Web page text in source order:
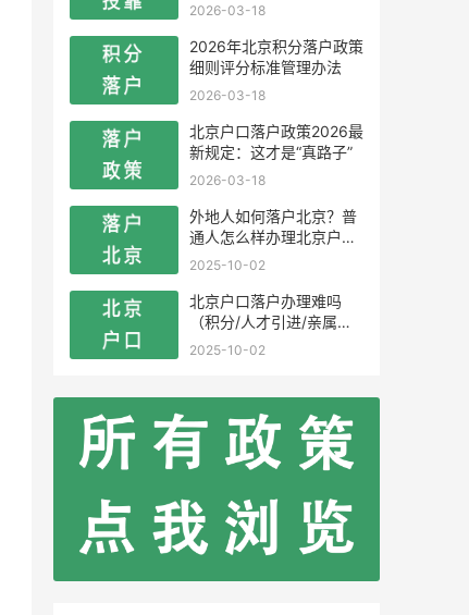
2026-03-18
2026年北京积分落户政策
细则评分标准管理办法
2026-03-18
北京户口落户政策2026最
新规定：这才是“真路子”
2026-03-18
外地人如何落户北京？普
通人怎么样办理北京户
口？
2025-10-02
北京户口落户办理难吗
（积分/人才引进/亲属投
靠）
2025-10-02